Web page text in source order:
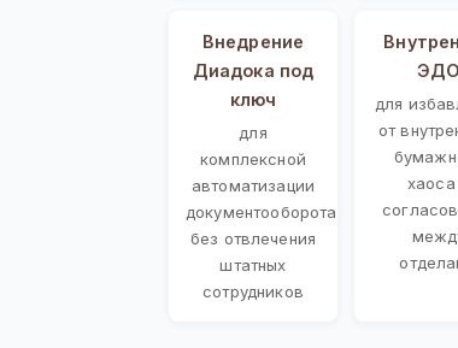
Внедрение
Диадока под
ключ
для
комплексной
автоматизации
документооборота
без отвлечения
штатных
сотрудников
ЭДО
для
от
хаоса